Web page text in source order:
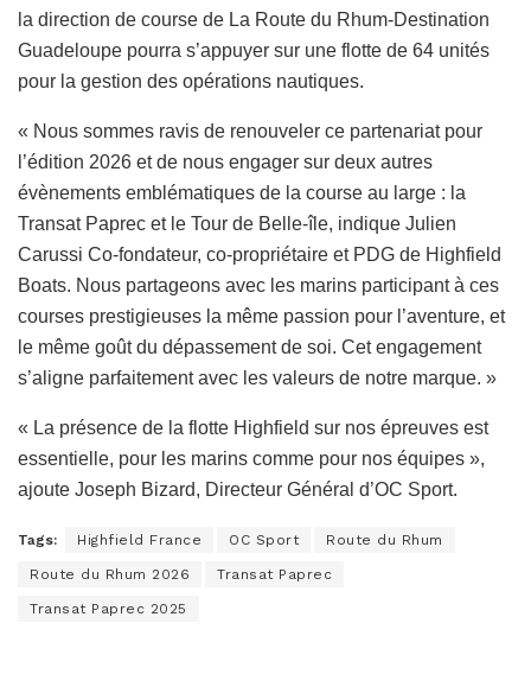
la direction de course de La Route du Rhum-Destination
Guadeloupe pourra s’appuyer sur une flotte de 64 unités
pour la gestion des opérations nautiques.
« Nous sommes ravis de renouveler ce partenariat pour
l’édition 2026 et de nous engager sur deux autres
évènements emblématiques de la course au large : la
Transat Paprec et le Tour de Belle-île, indique Julien
Carussi Co-fondateur, co-propriétaire et PDG de Highfield
Boats. Nous partageons avec les marins participant à ces
courses prestigieuses la même passion pour l’aventure, et
le même goût du dépassement de soi. Cet engagement
s’aligne parfaitement avec les valeurs de notre marque. »
« La présence de la flotte Highfield sur nos épreuves est
essentielle, pour les marins comme pour nos équipes »,
ajoute Joseph Bizard, Directeur Général d’OC Sport.
Tags: Highfield France OC Sport Route du Rhum
Route du Rhum 2026 Transat Paprec
Transat Paprec 2025